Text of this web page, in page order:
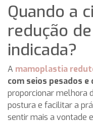
Quando a
redução
indicada?
A mamoplastia
com seios pesados
proporcionar melhora
postura e facilitar a
sentir mais a vontade